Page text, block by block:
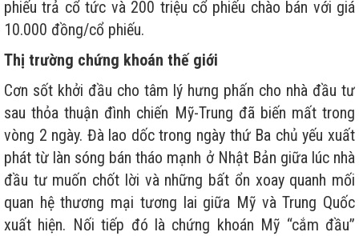
phiếu trả cổ tức và 200 triệu cổ phiếu chào bán với giá
10.000 đồng/cổ phiếu.
Thị trường chứng khoán thế giới
Cơn sốt khởi đầu cho tâm lý hưng phấn cho nhà đầu tư
sau thỏa thuận đình chiến Mỹ-Trung đã biến mất trong
vòng 2 ngày. Đà lao dốc trong ngày thứ Ba chủ yếu xuất
phát từ làn sóng bán tháo mạnh ở Nhật Bản giữa lúc nhà
đầu tư muốn chốt lời và những bất ổn xoay quanh mối
quan hệ thương mại tương lai giữa Mỹ và Trung Quốc
xuất hiện. Nối tiếp đó là chứng khoán Mỹ “cắm đầu”